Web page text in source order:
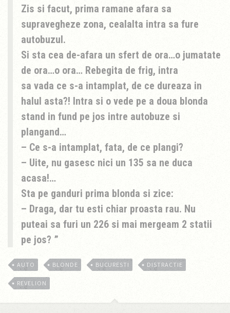
Zis si facut, prima ramane afara sa
supravegheze zona, cealalta intra sa fure
autobuzul.
Si sta cea de-afara un sfert de ora…o jumatate
de ora…o ora… Rebegita de frig, intra
sa vada ce s-a intamplat, de ce dureaza in
halul asta?! Intra si o vede pe a doua blonda
stand in fund pe jos intre autobuze si
plangand…
– Ce s-a intamplat, fata, de ce plangi?
– Uite, nu gasesc nici un 135 sa ne duca
acasa!…
Sta pe ganduri prima blonda si zice:
– Draga, dar tu esti chiar proasta rau. Nu
puteai sa furi un 226 si mai mergeam 2 statii
pe jos?
AUTO BLONDE BUCURESTI DISTRACTIE
REVELION